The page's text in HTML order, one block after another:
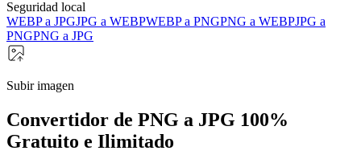
Seguridad local
WEBP a JPGJPG a WEBPWEBP a PNGPNG a WEBPJPG a
PNGPNG a JPG
Subir imagen
Convertidor de PNG a JPG 100%
Gratuito e Ilimitado